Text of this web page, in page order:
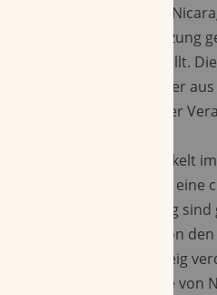
bietet. Ein Umblatt aus
deren Zusammensetzung
Deckblatt umhüllt.
ein handgerollter Longfiller
mit sorgfältiger
El Fumo Robusto entwickelt
das sich durch eine
auszeichnet. Am Anfang
die jedoch schnell von
Früchten und süßem Teig
und feine Gewürzakzente von